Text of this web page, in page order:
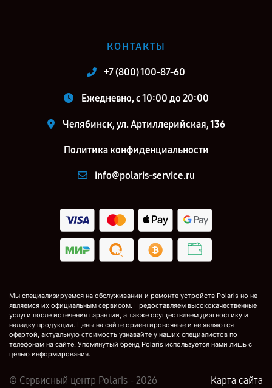
КОНТАКТЫ
+7 (800) 100-87-60
Ежедневно, с 10:00 до 20:00
Челябинск, ул. Артиллерийская, 136
Политика конфиденциальности
info@polaris-service.ru
Мы специализируемся на обслуживании и ремонте устройств Polaris но не
являемся их официальным сервисом. Предоставляем высококачественные
услуги после истечения гарантии, а также осуществляем диагностику и
наладку продукции. Цены на сайте ориентировочные и не являются
офертой, актуальную стоимость узнавайте у наших специалистов по
телефонам на сайте. Упомянутый бренд Polaris используется нами лишь с
целью информирования.
© Сервисный центр Polaris - 2026 Карта сайта